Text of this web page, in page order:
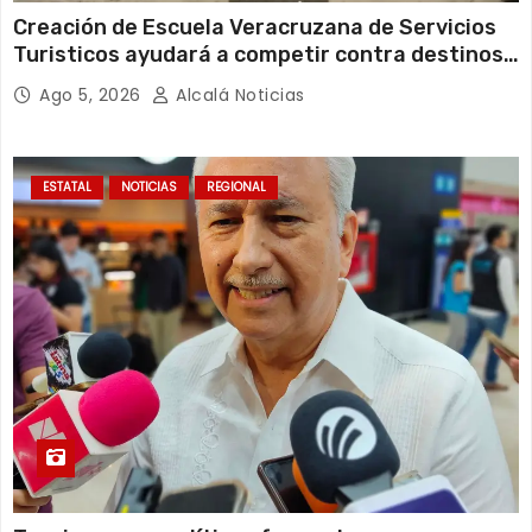
Creación de Escuela Veracruzana de Servicios
Turisticos ayudará a competir contra destinos
del Caribe: COMETUR
Ago 5, 2026 Alcalá Noticias
ESTATAL NOTICIAS REGIONAL